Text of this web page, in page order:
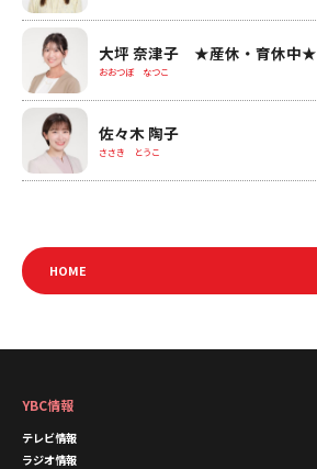
大坪 奈津子 ★産休・育休中★
おおつぼ なつこ
佐々木 陶子
ささき とうこ
HOME
YBC情報
テレビ情報
ラジオ情報